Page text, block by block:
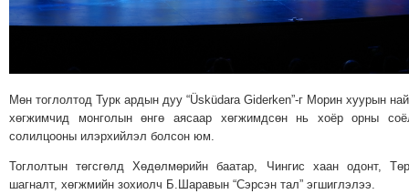
Мөн тоглолтод Турк ардын дуу “Üsküdara Giderken”-г Морин хуурын
хөгжимчид монголын өнгө аясаар хөгжимдсөн нь хоёр орны
солилцооны илэрхийлэл болсон юм.
Тоглолтын төгсгөлд Хөдөлмөрийн баатар, Чингис хаан одонт,
шагналт, хөгжмийн зохиолч Б.Шаравын “Сэрсэн тал” эгшиглэлээ.